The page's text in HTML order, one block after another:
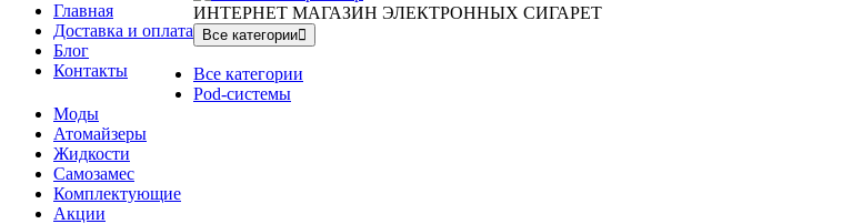
Главная
Доставка и оплата
Блог
Контакты
ИНТЕРНЕТ МАГАЗИН ЭЛЕКТРОННЫХ СИГАРЕТ
Все категории
Все категории
Pod-системы
Моды
Атомайзеры
Жидкости
Самозамес
Комплектующие
Акции